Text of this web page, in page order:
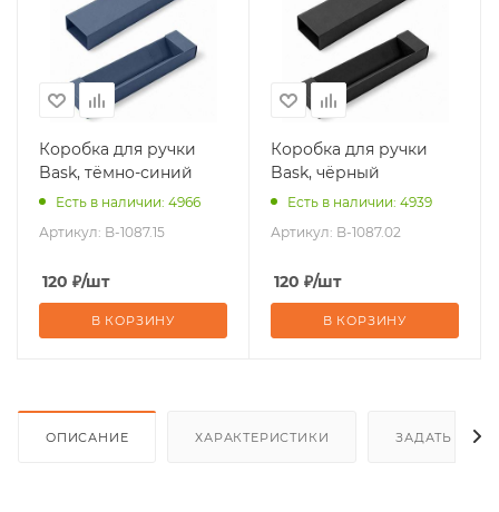
Коробка для ручки
Bask, тёмно-синий
Есть в наличии: 4966
Артикул: B-1087.15
120 ₽/шт
В КОРЗИНУ
Коробка для ручки
Bask, чёрный
Есть в наличии: 4939
Артикул: B-1087.02
120 ₽/шт
В КОРЗИНУ
ОПИСАНИЕ ХАРАКТЕРИСТИКИ ЗАДАТЬ